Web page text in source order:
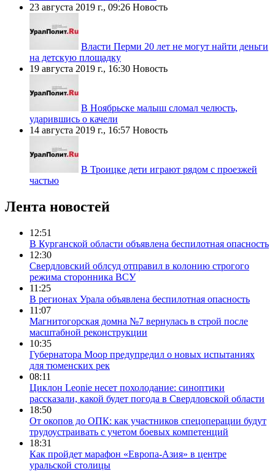
23 августа 2019 г., 09:26 Новость
Власти Перми 20 лет не могут найти деньги
на детскую площадку
19 августа 2019 г., 16:30 Новость
В Ноябрьске малыш сломал челюсть,
ударившись о качели
14 августа 2019 г., 16:57 Новость
В Троицке дети играют рядом с проезжей
частью
Лента новостей
12:51
В Курганской области объявлена беспилотная опасность
12:30
Свердловский облсуд отправил в колонию строгого
режима сторонника ВСУ
11:25
В регионах Урала объявлена беспилотная опасность
11:07
Магнитогорская домна №7 вернулась в строй после
масштабной реконструкции
10:35
Губернатора Моор предупредил о новых испытаниях
для тюменских рек
08:11
Циклон Leonie несет похолодание: синоптики
рассказали, какой будет погода в Свердловской области
18:50
От окопов до ОПК: как участников спецоперации будут
трудоустраивать с учетом боевых компетенций
18:31
Как пройдет марафон «Европа-Азия» в центре
уральской столицы